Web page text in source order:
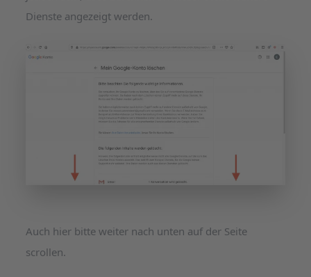
Dienste angezeigt werden.
Auch hier bitte weiter nach unten auf der Seite
scrollen.